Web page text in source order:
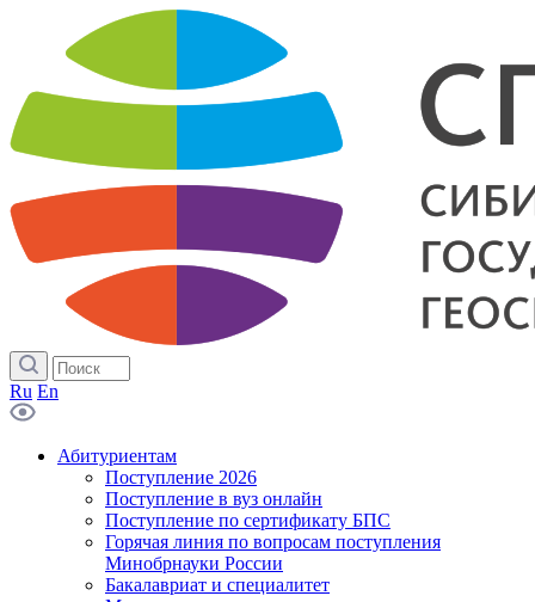
Ru En
Абитуриентам
Поступление 2026
Поступление в вуз онлайн
Поступление по сертификату БПС
Горячая линия по вопросам поступления
Минобрнауки России
Бакалавриат и специалитет